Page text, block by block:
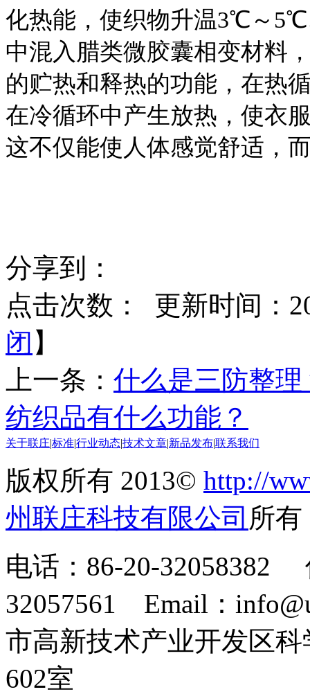
化热能，使织物升温3℃～
中混入腊类微胶囊相变材料
的贮热和释热的功能，在热
在冷循环中产生放热，使衣
这不仅能使人体感觉舒适，
分享到：
点击次数：
更新时间：
闭 】
上一条： 什么是三防整理
纺织品有什么功能？
关于联庄标准行业动态技术文章 新品发布联系我们
版权所有 2013© http://
州联庄科技有限公司 所
电话：86-20-32058382
32057561 Email：
市高新技术产业开发区
602室